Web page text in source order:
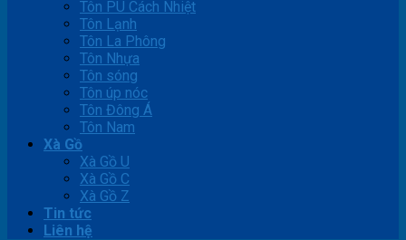
Tôn PU Cách Nhiệt
Tôn Lạnh
Tôn La Phông
Tôn Nhựa
Tôn sóng
Tôn úp nóc
Tôn Đông Á
Tôn Nam
Xà Gồ
Xà Gồ U
Xà Gồ C
Xà Gồ Z
Tin tức
Liên hệ